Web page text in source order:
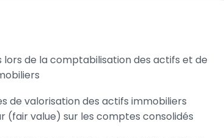
de la comptabilisation des actifs et de
de valorisation des actifs immobiliers
(fair value) sur les comptes consolidés